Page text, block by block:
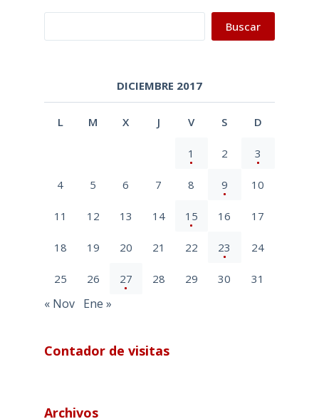
Buscar
DICIEMBRE 2017
L M X J V S D
1 2 3
4 5 6 7 8 9 10
11 12 13 14 15 16 17
18 19 20 21 22 23 24
25 26 27 28 29 30 31
« Nov Ene »
Contador de visitas
Archivos